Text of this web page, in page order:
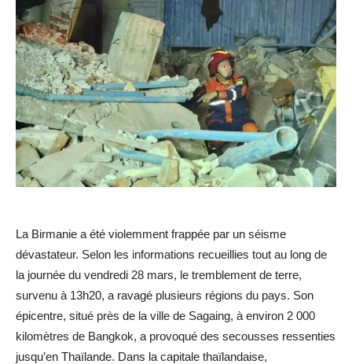
La Birmanie a été violemment frappée par un séisme
dévastateur. Selon les informations recueillies tout au long de
la journée du vendredi 28 mars, le tremblement de terre,
survenu à 13h20, a ravagé plusieurs régions du pays. Son
épicentre, situé près de la ville de Sagaing, à environ 2 000
kilomètres de Bangkok, a provoqué des secousses ressenties
jusqu’en Thaïlande. Dans la capitale thaïlandaise,